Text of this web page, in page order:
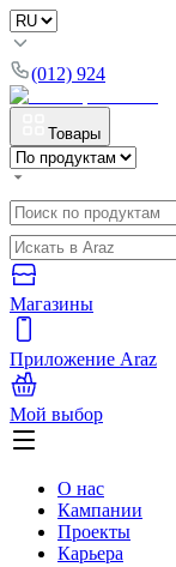
(012) 924
Товары
Магазины
Приложение Araz
Мой выбор
О нас
Кампании
Проекты
Карьера